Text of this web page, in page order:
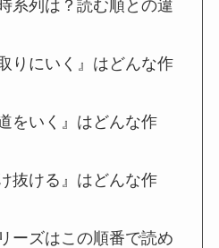
系列は？読む順との違
りにいく』はどんな作
をいく』はどんな作
抜ける』はどんな作
ーズはこの順番で読め